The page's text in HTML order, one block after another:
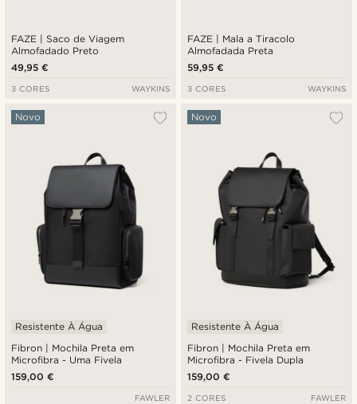
FAZE | Saco de Viagem
Almofadado Preto
49,95 €
3 CORES WAYKINS
FAZE | Mala a Tiracolo
Almofadada Preta
59,95 €
3 CORES WAYKINS
Fibron | Mochila Preta em
Microfibra - Uma Fivela
Novo
Resistente À Água
159,00 €
FAWLER
Fibron | Mochila Preta em
Microfibra - Fivela Dupla
Novo
Resistente À Água
159,00 €
2 CORES FAWLER